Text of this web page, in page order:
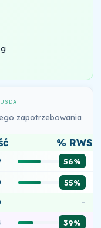
zapotrzebowania
% RWS
56%
55%
–
39%